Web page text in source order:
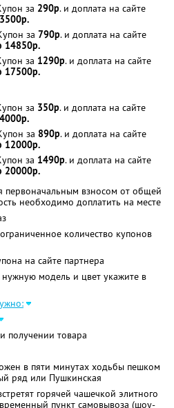
за 290р. и доплата на сайте
за 790р. и доплата на сайте
14850р.
за 1290р. и доплата на сайте
17500р.
за 350р. и доплата на сайте
за 890р. и доплата на сайте
12000р.
за 1490р. и доплата на сайте
20000р.
первоначальным взносом от общей
необходимо доплатить на месте
количество купонов
на сайте партнера
модель и цвет укажите в
получении товара
в пяти минутах ходьбы пешком
ряд или Пушкинская
горячей чашечкой элитного
пункт самовывоза (шоу-